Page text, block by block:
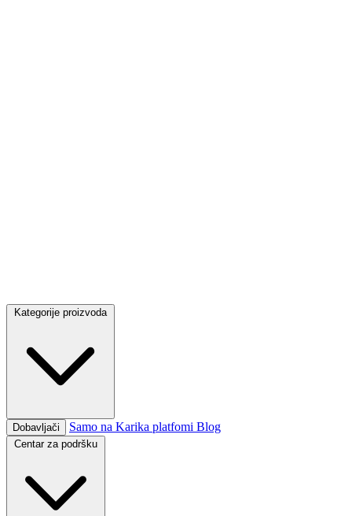
Kategorije proizvoda
Dobavljači Samo na Karika platfomi Blog
Centar za podršku